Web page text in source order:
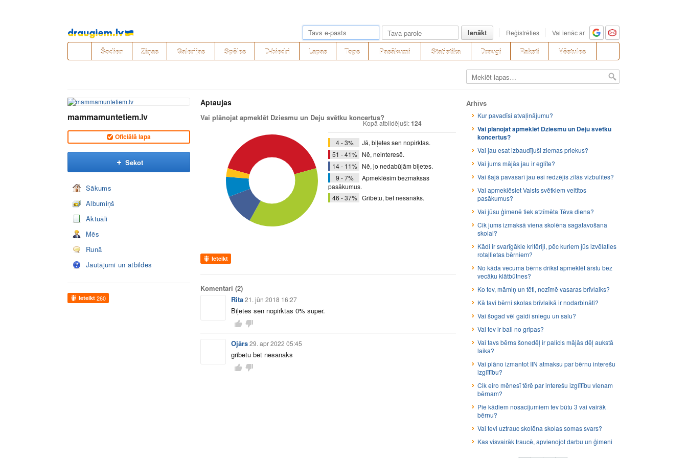
Pāriet
uz
saturu
Ienākt Reģistrēties Vai ienāc ar
Šodien Ziņas Galerijas Spēles D-biedri Lapas Tops Pasākumi Statistika Draugi Raksti Vēstules
mammamuntetiem.lv
Oficiālā lapa
Sekot
Sākums
Albumiņš
Aktuāli
Mēs
Runā
Jautājumi un atbildes
Ieteikt 260
Aptaujas
Vai plānojat apmeklēt Dziesmu un Deju svētku koncertus?
Kopā atbildējuši:124
4 - 3%
Jā, biļetes sen nopirktas.
51 - 41% Nē, neinteresē.
14 - 11% Nē, jo nedabūjām biļetes.
9 - 7%
Apmeklēsim bezmaksas
pasākumus.
46 - 37% Gribētu, bet nesanāks.
Ieteikt
Komentāri (2)
Rita21. jūn 2018 16:27
Biļetes sen nopirktas 0% super.
Ojārs29. apr 2022 05:45
gribetu bet nesanaks
Arhīvs
Kur pavadīsi atvaļinājumu?
Vai plānojat apmeklēt Dziesmu un Deju svētku
koncertus?
Vai jau esat izbaudījuši ziemas priekus?
Vai jums mājās jau ir eglīte?
Vai šajā pavasarī jau esi redzējis zilās vizbulītes?
Vai apmeklēsiet Valsts svētkiem veltītos
pasākumus?
Vai jūsu ģimenē tiek atzīmēta Tēva diena?
Cik jums izmaksā viena skolēna sagatavošana
skolai?
Kādi ir svarīgākie kritēriji, pēc kuriem jūs izvēlaties
rotaļlietas bērniem?
No kāda vecuma bērns drīkst apmeklēt ārstu bez
vecāku klātbūtnes?
Ko tev, māmiņ un tēti, nozīmē vasaras brīvlaiks?
Kā tavi bērni skolas brīvlaikā ir nodarbināti?
Vai šogad vēl gaidi sniegu un salu?
Vai tev ir bail no gripas?
Vai tavs bērns šonedēļ ir palicis mājās dēļ aukstā
laika?
Vai plāno izmantot IIN atmaksu par bērnu interešu
izglītību?
Cik eiro mēnesī tērē par interešu izglītību vienam
bērnam?
Pie kādiem nosacījumiem tev būtu 3 vai vairāk
bērnu?
Vai tevi uztrauc skolēna skolas somas svars?
Kas visvairāk traucē, apvienojot darbu un ģimeni